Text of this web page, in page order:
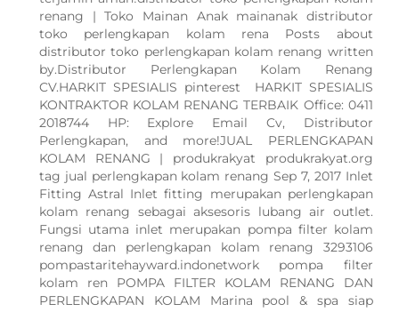
renang | Toko Mainan Anak mainanak distributor
toko perlengkapan kolam rena Posts about
distributor toko perlengkapan kolam renang written
by.Distributor Perlengkapan Kolam Renang
CV.HARKIT SPESIALIS pinterest HARKIT SPESIALIS
KONTRAKTOR KOLAM RENANG TERBAIK Office: 0411
2018744 HP: Explore Email Cv, Distributor
Perlengkapan, and more!JUAL PERLENGKAPAN
KOLAM RENANG | produkrakyat produkrakyat.org
tag jual perlengkapan kolam renang Sep 7, 2017 Inlet
Fitting Astral Inlet fitting merupakan perlengkapan
kolam renang sebagai aksesoris lubang air outlet.
Fungsi utama inlet merupakan pompa filter kolam
renang dan perlengkapan kolam renang 3293106
pompastaritehayward.indonetwork pompa filter
kolam ren POMPA FILTER KOLAM RENANG DAN
PERLENGKAPAN KOLAM Marina pool & spa siap